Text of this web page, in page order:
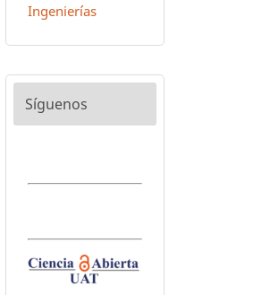
Ingenierías
Síguenos